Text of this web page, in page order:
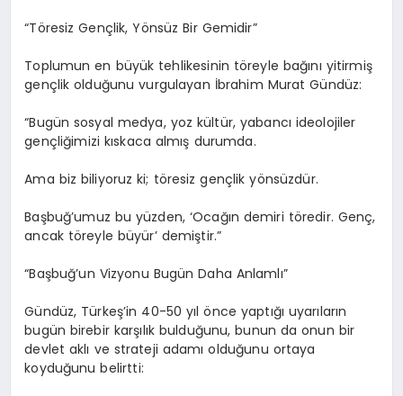
“Töresiz Gençlik, Yönsüz Bir Gemidir”
Toplumun en büyük tehlikesinin töreyle bağını yitirmiş
gençlik olduğunu vurgulayan İbrahim Murat Gündüz:
“Bugün sosyal medya, yoz kültür, yabancı ideolojiler
gençliğimizi kıskaca almış durumda.
Ama biz biliyoruz ki; töresiz gençlik yönsüzdür.
Başbuğ’umuz bu yüzden, ‘Ocağın demiri töredir. Genç,
ancak töreyle büyür’ demiştir.”
“Başbuğ’un Vizyonu Bugün Daha Anlamlı”
Gündüz, Türkeş’in 40-50 yıl önce yaptığı uyarıların
bugün birebir karşılık bulduğunu, bunun da onun bir
devlet aklı ve strateji adamı olduğunu ortaya
koyduğunu belirtti: